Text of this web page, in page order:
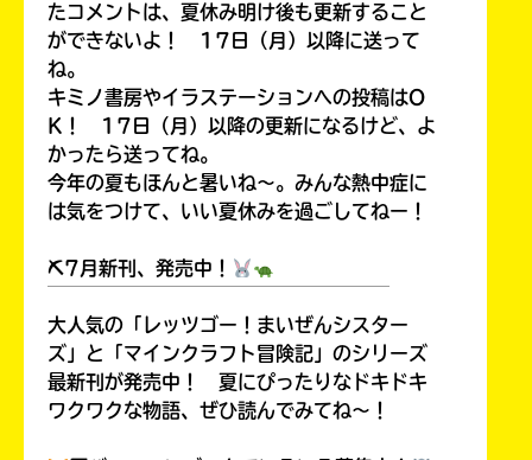
たコメントは、夏休み明け後も更新すること
ができないよ！ 17日（月）以降に送って
ね。
キミノ書房やイラステーションへの投稿はO
K！ 17日（月）以降の更新になるけど、よ
かったら送ってね。
今年の夏もほんと暑いね～。みんな熱中症に
は気をつけて、いい夏休みを過ごしてねー！
⛏7月新刊、発売中！
大人気の「レッツゴー！まいぜんシスター
ズ」と「マインクラフト冒険記」のシリーズ
最新刊が発売中！ 夏にぴったりなドキドキ
ワクワクな物語、ぜひ読んでみてね～！